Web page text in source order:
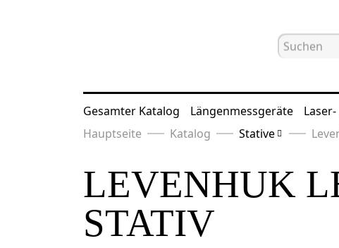
Gesamter Katalog Längenmessgeräte
Hauptseite
Katalog Stative
LEVENHUK
STATIV